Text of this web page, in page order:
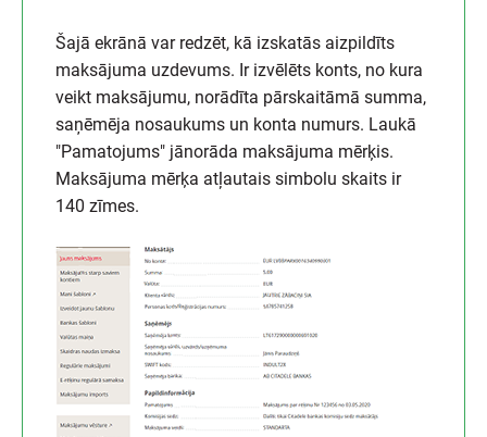
Šajā ekrānā var redzēt, kā izskatās aizpildīts
maksājuma uzdevums. Ir izvēlēts konts, no kura
veikt maksājumu, norādīta pārskaitāmā summa,
saņēmēja nosaukums un konta numurs. Laukā
"Pamatojums" jānorāda maksājuma mērķis.
Maksājuma mērķa atļautais simbolu skaits ir
140 zīmes.